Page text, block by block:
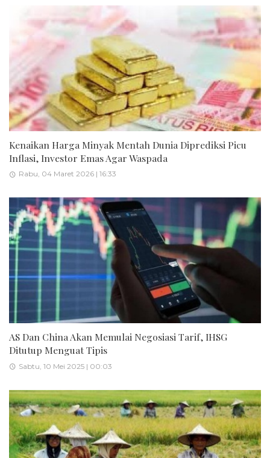
Kenaikan Harga Minyak Mentah Dunia Diprediksi Picu
Inflasi, Investor Emas Agar Waspada
Rabu, 04 Maret 2026 | 16:33
AS Dan China Akan Memulai Negosiasi Tarif, IHSG
Ditutup Menguat Tipis
Sabtu, 10 Mei 2025 | 00:03